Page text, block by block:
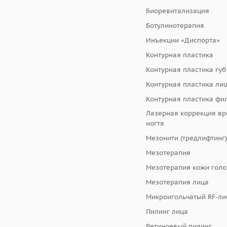
Биоревитализация
Ботулинотерапия
Инъекции «Диспорта»
Контурная пластика
Контурная пластика губ
Контурная пластика
Контурная пластика
Лазерная коррекция
ногтя
Мезонити (тредлифтинг)
Мезотерапия
Мезотерапия кожи
Мезотерапия лица
Микроигольчатый RF-
Пилинг лица